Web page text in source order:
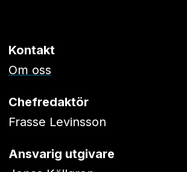
Kontakt
Om oss
Chefredaktör
Frasse Levinsson
Ansvarig utgivare